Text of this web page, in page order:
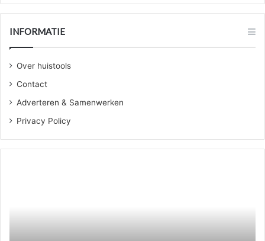
INFORMATIE
Over huistools
Contact
Adverteren & Samenwerken
Privacy Policy